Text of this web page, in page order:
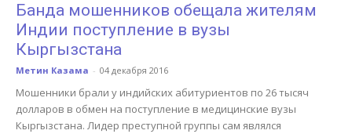
Банда мошенников обещала жителям
Индии поступление в вузы
Кыргызстана
Метин Казама - 04 декабря 2016
Мошенники брали у индийских абитуриентов по 26 тысяч
долларов в обмен на поступление в медицинские вузы
Кыргызстана. Лидер преступной группы сам являлся